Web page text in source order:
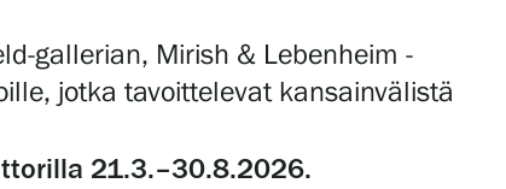
gallerian, Mirish & Lebenheim -
jotka tavoittelevat kansainvälistä
21.3.–30.8.2026.